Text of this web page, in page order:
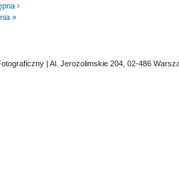
›
»
| Al. Jerozolimskie 204, 02-486